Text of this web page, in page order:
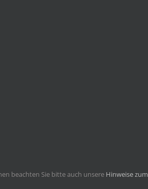
beachten Sie bitte auch unsere Hinweise zum